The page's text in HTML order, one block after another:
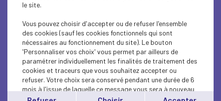
ECONOMY
ECONOMY
ECONOMY
ECONOMY
le site.
Vous pouvez choisir d'accepter ou de refuser l'ensemble
des cookies (sauf les cookies fonctionnels qui sont
nécessaires au fonctionnement du site). Le bouton
'Personnaliser vos choix' vous permet par ailleurs de
paramétrer individuellement les finalités de traitement des
cookies et traceurs que vous souhaitez accepter ou
refuser. Votre choix sera conservé pendant une durée de 6
mois à l'issue de laquelle ce message vous sera à nouveau
affiché..